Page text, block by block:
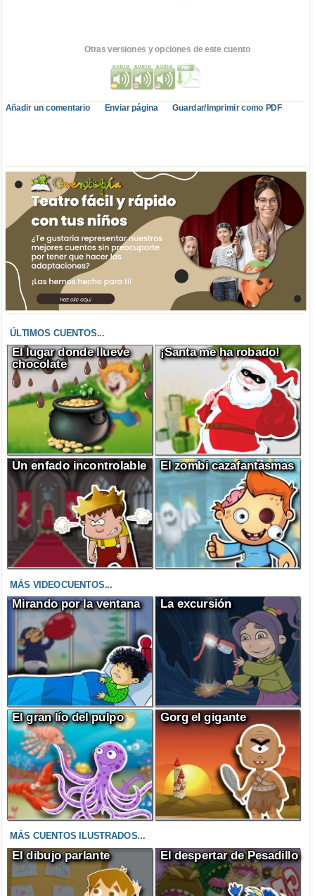
Otras versiones y opciones de este cuento
Añadir un comentario Enviar página Guardar/Imprimir como PDF
ÚLTIMOS CUENTOS...
El lugar donde llueve
chocolate
¡Santa me ha robado!
Un enfado incontrolable El zombi cazafantasmas
MÁS VIDEOCUENTOS...
Mirando por la ventana La excursión
El gran lío del pulpo Gorg el gigante
MÁS CUENTOS ILUSTRADOS...
El dibujo parlante El despertar de Pesadillo